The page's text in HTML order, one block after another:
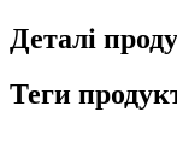
Деталі
Теги